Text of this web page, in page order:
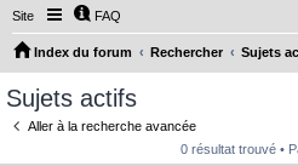
Site FAQ
Index du forum Rechercher Sujets
Sujets actifs
Aller à la recherche avancée
0 résultat trouvé •